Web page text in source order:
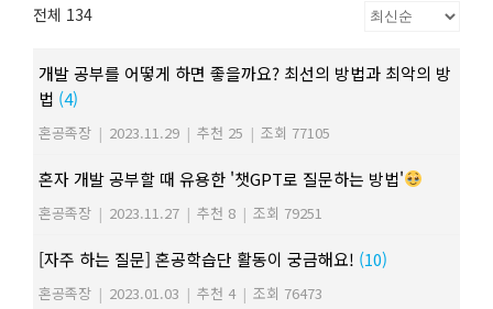
전체 134
개발 공부를 어떻게 하면 좋을까요? 최선의 방법과 최악의 방
법 (4)
혼공족장 | 2023.11.29 | 추천 25 | 조회 77105
혼자 개발 공부할 때 유용한 '챗GPT로 질문하는 방법'
혼공족장 | 2023.11.27 | 추천 8 | 조회 79251
[자주 하는 질문] 혼공학습단 활동이 궁금해요! (10)
혼공족장 | 2023.01.03 | 추천 4 | 조회 76473